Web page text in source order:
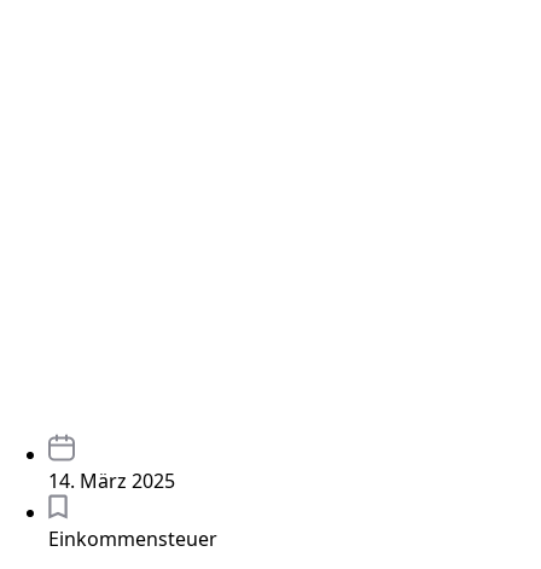
14. März 2025
Einkommensteuer